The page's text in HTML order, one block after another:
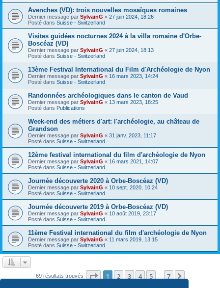
Avenches (VD): trois nouvelles mosaïques romaines
Dernier message par SylvainG « 27 juin 2024, 18:26
Posté dans Suisse - Switzerland
Visites guidées nocturnes 2024 à la villa romaine d'Orbe-
Boscéaz (VD)
Dernier message par SylvainG « 27 juin 2024, 18:13
Posté dans Suisse - Switzerland
13ème Festival International du Film d'Archéologie de Nyon
Dernier message par SylvainG « 16 mars 2023, 14:24
Posté dans Suisse - Switzerland
Randonnées archéologiques dans le canton de Vaud
Dernier message par SylvainG « 13 mars 2023, 18:25
Posté dans Publications
Week-end des métiers d'art: l'archéologie, au château de
Grandson
Dernier message par SylvainG « 31 janv. 2023, 11:17
Posté dans Suisse - Switzerland
12ème festival international du film d'archéologie de Nyon
Dernier message par SylvainG « 16 mars 2021, 14:07
Posté dans Suisse - Switzerland
Journée découverte 2020 à Orbe-Boscéaz (VD)
Dernier message par SylvainG « 10 sept. 2020, 10:24
Posté dans Suisse - Switzerland
Journée découverte 2019 à Orbe-Boscéaz (VD)
Dernier message par SylvainG « 10 août 2019, 23:17
Posté dans Suisse - Switzerland
11ème Festival international du film d'archéologie de Nyon
Dernier message par SylvainG « 11 mars 2019, 13:15
Posté dans Suisse - Switzerland
69 résultats trouvés Page 1sur7
1 2 3 4 5 7